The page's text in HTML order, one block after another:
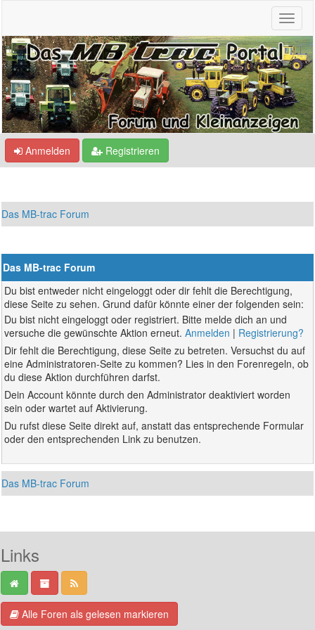
Anmelden Registrieren
Das MB-trac Forum
Das MB-trac Forum
Du bist entweder nicht eingeloggt oder dir fehlt die Berechtigung,
diese Seite zu sehen. Grund dafür könnte einer der folgenden sein:
Du bist nicht eingeloggt oder registriert. Bitte melde dich an und
versuche die gewünschte Aktion erneut.Anmelden | Registrierung?
Dir fehlt die Berechtigung, diese Seite zu betreten. Versuchst du auf
eine Administratoren-Seite zu kommen? Lies in den Forenregeln, ob
du diese Aktion durchführen darfst.
Dein Account könnte durch den Administrator deaktiviert worden
sein oder wartet auf Aktivierung.
Du rufst diese Seite direkt auf, anstatt das entsprechende Formular
oder den entsprechenden Link zu benutzen.
Das MB-trac Forum
Links
Alle Foren als gelesen markieren